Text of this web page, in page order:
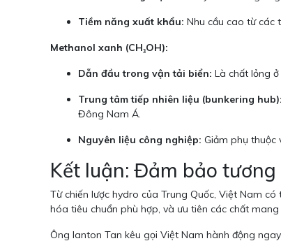
Tiềm năng xuất khẩu: Nhu cầu cao từ các
Methanol xanh (CH₃OH):
Dẫn đầu trong vận tải biển: Là chất lỏng
Trung tâm tiếp nhiên liệu (bunkering hub):
Đông Nam Á.
Nguyên liệu công nghiệp: Giảm phụ thuộc
Kết luận: Đảm bảo
Từ chiến lược hydro của Trung Quốc, Việt Nam
hóa tiêu chuẩn phù hợp, và ưu tiên các chất
Ông Ianton Tan kêu gọi Việt Nam hành động